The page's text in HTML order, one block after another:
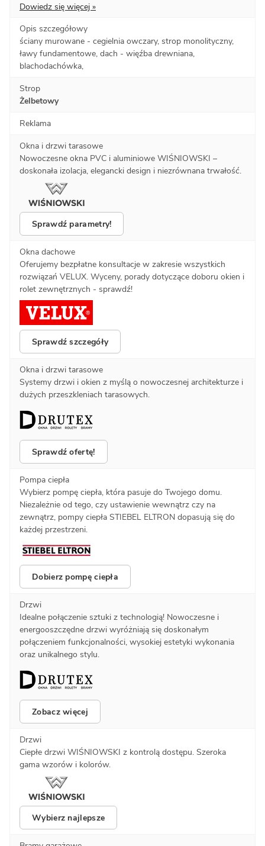
Dowiedz się więcej »
Opis szczegółowy
ściany murowane - cegielnia owczary, strop monolityczny,
ławy fundamentowe, dach - więźba drewniana,
blachodachówka,
Strop
Żelbetowy
Reklama
Okna i drzwi tarasowe
Nowoczesne okna PVC i aluminiowe WIŚNIOWSKI –
doskonała izolacja, elegancki design i niezrównana trwałość.
Sprawdź parametry!
Okna dachowe
Oferujemy bezpłatne konsultacje w zakresie wszystkich
rozwiązań VELUX. Wyceny, porady dotyczące doboru okien i
rolet zewnętrznych - sprawdź!
Sprawdź szczegóły
Okna i drzwi tarasowe
Systemy drzwi i okien z myślą o nowoczesnej architekturze i
dużych przeszkleniach tarasowych.
Sprawdź ofertę!
Pompa ciepła
Wybierz pompę ciepła, która pasuje do Twojego domu.
Niezależnie od tego, czy ustawienie wewnątrz czy na
zewnątrz, pompy ciepła STIEBEL ELTRON dopasują się do
każdej przestrzeni.
Dobierz pompę ciepła
Drzwi
Idealne połączenie sztuki z technologią! Nowoczesne i
energooszczędne drzwi wyróżniają się doskonałym
połączeniem funkcjonalności, wysokiej estetyki wykonania
oraz unikalnego stylu.
Zobacz więcej
Drzwi
Ciepłe drzwi WIŚNIOWSKI z kontrolą dostępu. Szeroka
gama wzorów i kolorów.
Wybierz najlepsze